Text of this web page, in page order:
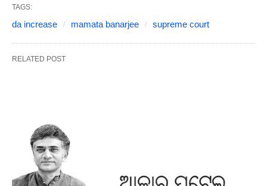
TAGS:
da increase mamata banarjee supreme court
RELATED POST